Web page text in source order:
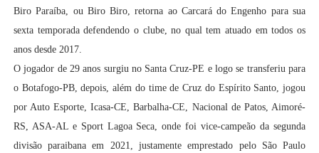
Biro Paraíba, ou Biro Biro, retorna ao Carcará do Engenho para sua
sexta temporada defendendo o clube, no qual tem atuado em todos os
anos desde 2017.
O jogador de 29 anos surgiu no Santa Cruz-PE e logo se transferiu para
o Botafogo-PB, depois, além do time de Cruz do Espírito Santo, jogou
por Auto Esporte, Icasa-CE, Barbalha-CE, Nacional de Patos, Aimoré-
RS, ASA-AL e Sport Lagoa Seca, onde foi vice-campeão da segunda
divisão paraibana em 2021, justamente emprestado pelo São Paulo